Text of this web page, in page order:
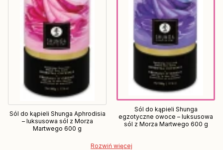
Sól do kąpieli Shunga Aphrodisia
– luksusowa sól z Morza
Martwego 600 g
Sól do kąpieli Shunga
egzotyczne owoce – luksusowa
sól z Morza Martwego 600 g
Rozwiń więcej